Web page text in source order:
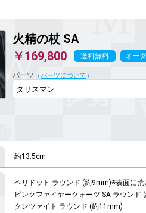
火精の杖 SA
￥169,800
送料無料 オー
パーツ （ パーツについて ）
約13.5cm
ペリドット ラウンド (約9mm)※表面に荒
ピンクファイヤークォーツ SA ラウンド
クンツァイト ラウンド (約11mm)